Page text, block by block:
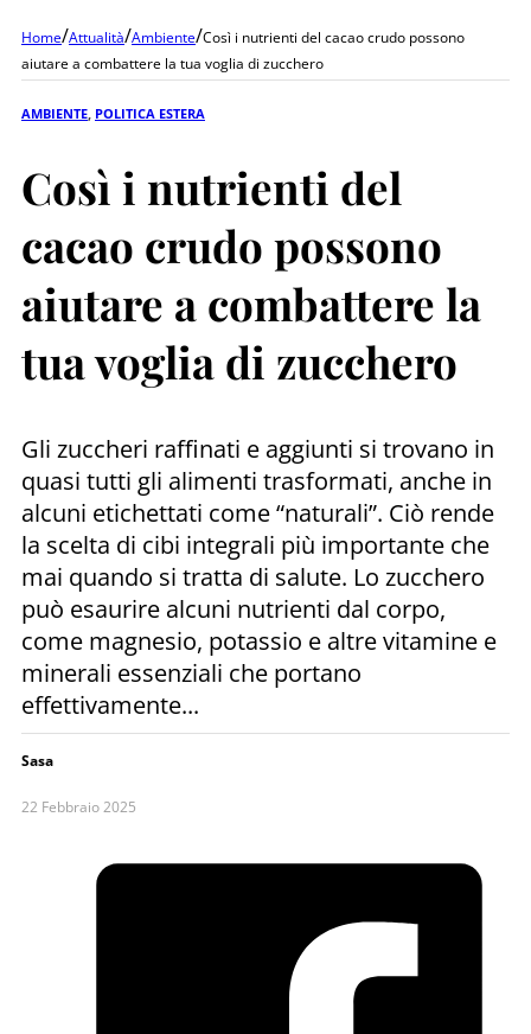
Home/Attualità/Ambiente/Così i nutrienti del cacao crudo possono
aiutare a combattere la tua voglia di zucchero
AMBIENTE POLITICA ESTERA
Così i nutrienti del
cacao crudo possono
aiutare a combattere la
tua voglia di zucchero
Gli zuccheri raffinati e aggiunti si trovano in
quasi tutti gli alimenti trasformati, anche in
alcuni etichettati come “naturali”. Ciò rende
la scelta di cibi integrali più importante che
mai quando si tratta di salute. Lo zucchero
può esaurire alcuni nutrienti dal corpo,
come magnesio, potassio e altre vitamine e
minerali essenziali che portano
effettivamente...
Sasa
22 Febbraio 2025